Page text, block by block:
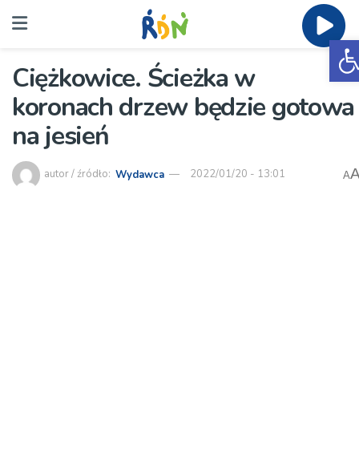
Ciężkowice. Ścieżka w
koronach drzew będzie gotowa
na jesień
autor / źródło: Wydawca 2022/01/20 - 13:01 A